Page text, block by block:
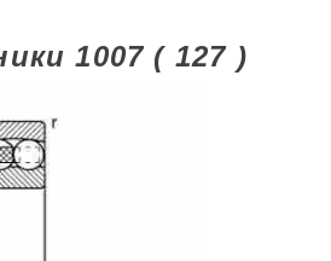
1007 ( 127 )